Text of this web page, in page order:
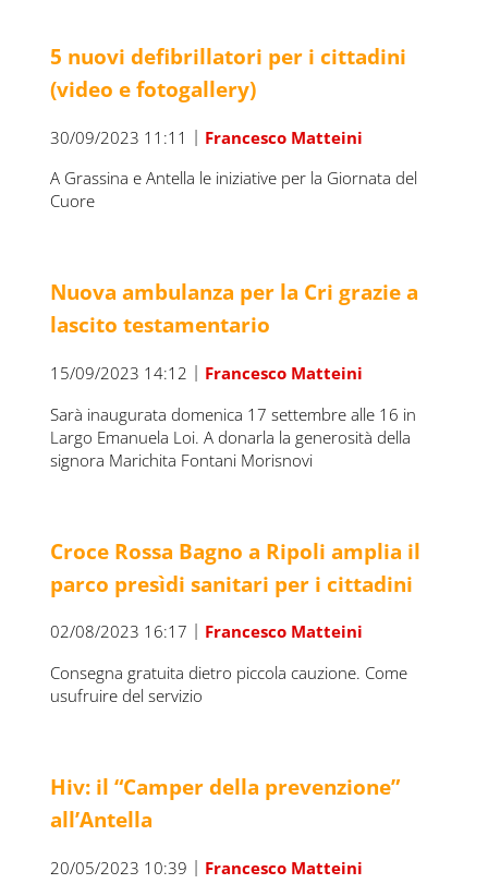
5 nuovi defibrillatori per i cittadini
(video e fotogallery)
30/09/2023 11:11 | Francesco Matteini
A Grassina e Antella le iniziative per la Giornata del
Cuore
Nuova ambulanza per la Cri grazie a
lascito testamentario
15/09/2023 14:12 | Francesco Matteini
Sarà inaugurata domenica 17 settembre alle 16 in
Largo Emanuela Loi. A donarla la generosità della
signora Marichita Fontani Morisnovi
Croce Rossa Bagno a Ripoli amplia il
parco presìdi sanitari per i cittadini
02/08/2023 16:17 | Francesco Matteini
Consegna gratuita dietro piccola cauzione. Come
usufruire del servizio
Hiv: il “Camper della prevenzione”
all’Antella
20/05/2023 10:39 | Francesco Matteini